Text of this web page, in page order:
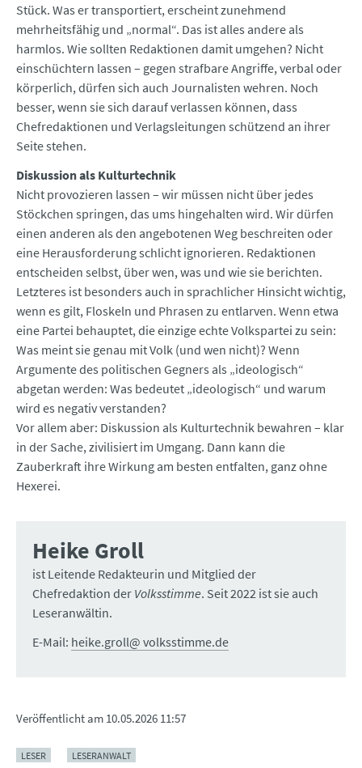
Stück. Was er transportiert, erscheint zunehmend
mehrheitsfähig und „normal“. Das ist alles andere als
harmlos. Wie sollten Redaktionen damit umgehen? Nicht
einschüchtern lassen – gegen strafbare Angriffe, verbal oder
körperlich, dürfen sich auch Journalisten wehren. Noch
besser, wenn sie sich darauf verlassen können, dass
Chefredaktionen und Verlagsleitungen schützend an ihrer
Seite stehen.
Diskussion als Kulturtechnik
Nicht provozieren lassen – wir müssen nicht über jedes
Stöckchen springen, das ums hingehalten wird. Wir dürfen
einen anderen als den angebotenen Weg beschreiten oder
eine Herausforderung schlicht ignorieren. Redaktionen
entscheiden selbst, über wen, was und wie sie berichten.
Letzteres ist besonders auch in sprachlicher Hinsicht wichtig,
wenn es gilt, Floskeln und Phrasen zu entlarven. Wenn etwa
eine Partei behauptet, die einzige echte Volkspartei zu sein:
Was meint sie genau mit Volk (und wen nicht)? Wenn
Argumente des politischen Gegners als „ideologisch“
abgetan werden: Was bedeutet „ideologisch“ und warum
wird es negativ verstanden?
Vor allem aber: Diskussion als Kulturtechnik bewahren – klar
in der Sache, zivilisiert im Umgang. Dann kann die
Zauberkraft ihre Wirkung am besten entfalten, ganz ohne
Hexerei.
Heike Groll
ist Leitende Redakteurin und Mitglied der
Chefredaktion der Volksstimme. Seit 2022 ist sie auch
Leseranwältin.
E-Mail: heike.groll@ volksstimme.de
Veröffentlicht am 10.05.2026 11:57
LESER LESERANWALT